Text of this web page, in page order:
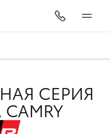
СЕРИЯ
CAMRY